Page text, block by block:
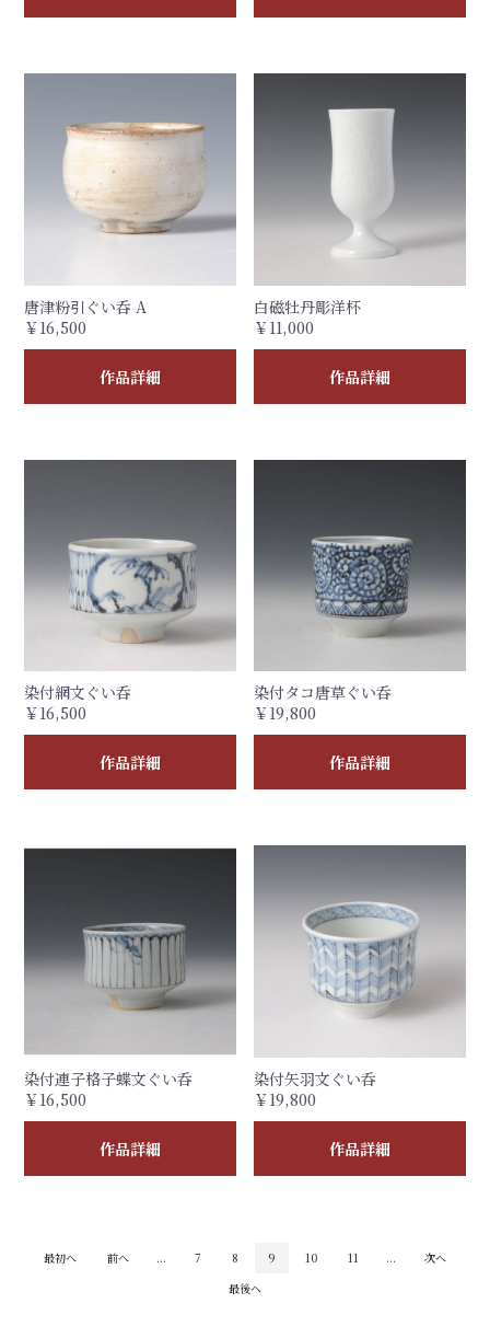
唐津粉引ぐい呑 A
￥16,500
作品詳細
白磁牡丹彫洋杯
￥11,000
作品詳細
染付網文ぐい呑
￥16,500
作品詳細
染付タコ唐草ぐい呑
￥19,800
作品詳細
染付連子格子蝶文ぐい呑
￥16,500
作品詳細
染付矢羽文ぐい呑
￥19,800
作品詳細
最初へ 前へ ... 7 8 9 10 11 ...
次へ
最後へ